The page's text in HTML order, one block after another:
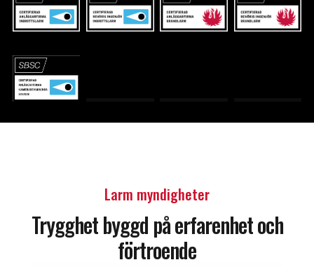
Larm myndigheter
Trygghet byggd på erfarenhet och
förtroende